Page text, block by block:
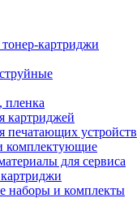
картриджи
пленка
картриджей
печатающих устройств
комплектующие
для сервиса
наборы и комплекты